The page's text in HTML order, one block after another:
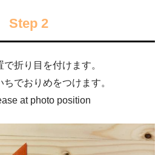
Step 2
折り目を付けます。
ちでおりめをつけます。
at photo position